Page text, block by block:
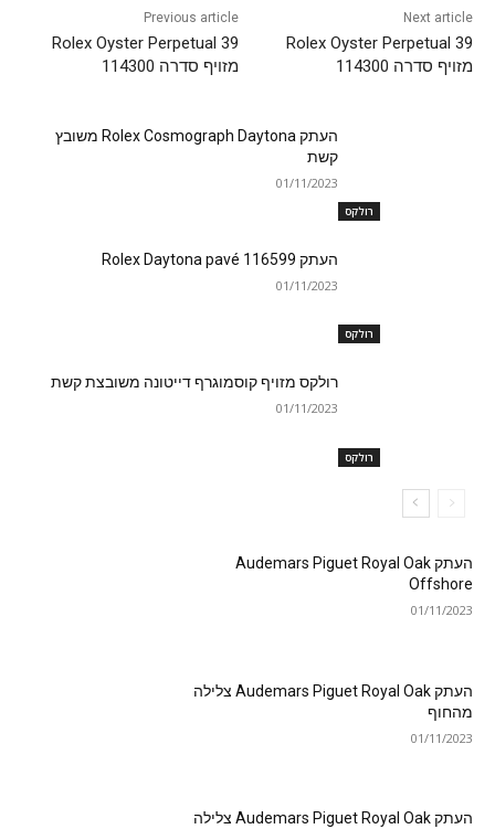
Previous article
Rolex Oyster Perpetual 39
מזויף סדרה 114300
Next article
Rolex Oyster Perpetual 39
מזויף סדרה 114300
רולקס
העתק Rolex Cosmograph Daytona משובץ
קשת
01/11/2023
רולקס
העתק Rolex Daytona pavé 116599
01/11/2023
רולקס
רולקס מזויף קוסמוגרף דייטונה משובצת קשת
01/11/2023
העתק Audemars Piguet Royal Oak
Offshore
01/11/2023
העתק Audemars Piguet Royal Oak צלילה
מהחוף
01/11/2023
העתק Audemars Piguet Royal Oak צלילה